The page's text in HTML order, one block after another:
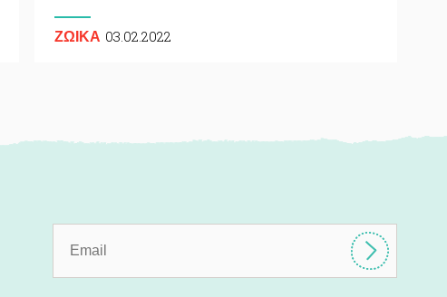
ΖΩΙΚA 03.02.2022